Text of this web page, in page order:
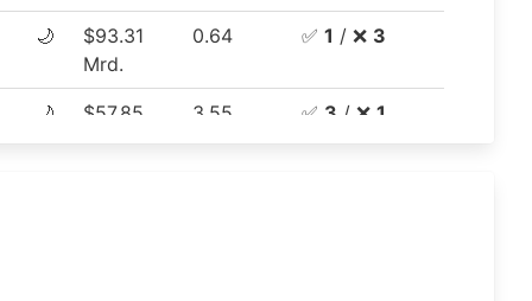
Aktie
Common Stock
🌙
$93.31
Mrd.
0.64 ✅ 1 / ❌ 3
🌙
$57.85
Mrd.
3.55 ✅ 3 / ❌ 1